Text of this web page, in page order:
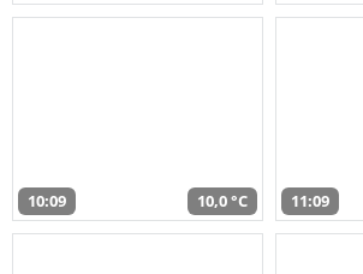
10:09 10,0 °C 11:09